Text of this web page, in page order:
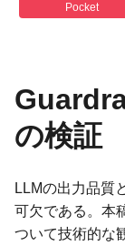
Pocket
の検証
LLMの出力品質
可欠である。本
ついて技術的な